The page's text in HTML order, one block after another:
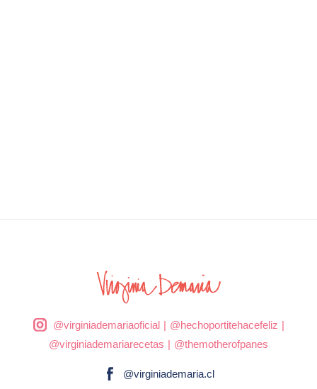
@virginiademariaoficial| @hechoportitehacefeliz |
@virginiademariarecetas | @themotherofpanes
@virginiademaria.cl